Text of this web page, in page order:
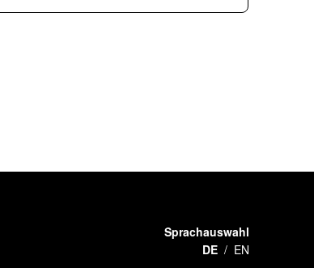
Sprachauswahl
DE
EN